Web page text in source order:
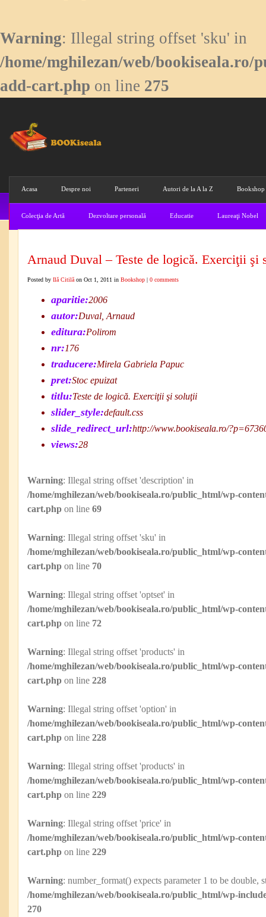
Warning: Illegal string offset 'sku' in
/home/mghilezan/web/bookiseala.ro/
add-cart.php on line 275
Acasa Despre noi Parteneri Autori de la A la Z Bookshop
Colecţia de Artă Dezvoltare personală Educatie Laureaţi Nobel
Arnaud Duval – Teste de logică. Exerciţii şi
Posted by Ilă Citilă on Oct 1, 2011 in Bookshop | 0 comments
aparitie:2006
autor:Duval, Arnaud
editura:Polirom
nr:176
traducere:Mirela Gabriela Papuc
pret:Stoc epuizat
titlu:Teste de logică. Exerciţii şi soluţii
slider_style:default.css
slide_redirect_url:http://www.bookiseala.ro/
views:28
Warning: Illegal string offset 'description' in
/home/mghilezan/web/bookiseala.ro/public_html/wp-
cart.php on line 69
Warning: Illegal string offset 'sku' in
/home/mghilezan/web/bookiseala.ro/public_html/wp-
cart.php on line 70
Warning: Illegal string offset 'optset' in
/home/mghilezan/web/bookiseala.ro/public_html/wp-
cart.php on line 72
Warning: Illegal string offset 'products' in
/home/mghilezan/web/bookiseala.ro/public_html/wp-
cart.php on line 228
Warning: Illegal string offset 'option' in
/home/mghilezan/web/bookiseala.ro/public_html/wp-
cart.php on line 228
Warning: Illegal string offset 'products' in
/home/mghilezan/web/bookiseala.ro/public_html/wp-
cart.php on line 229
Warning: Illegal string offset 'price' in
/home/mghilezan/web/bookiseala.ro/public_html/wp-
cart.php on line 229
Warning: number_format() expects parameter 1 to be double,
/home/mghilezan/web/bookiseala.ro/public_html/wp-
270